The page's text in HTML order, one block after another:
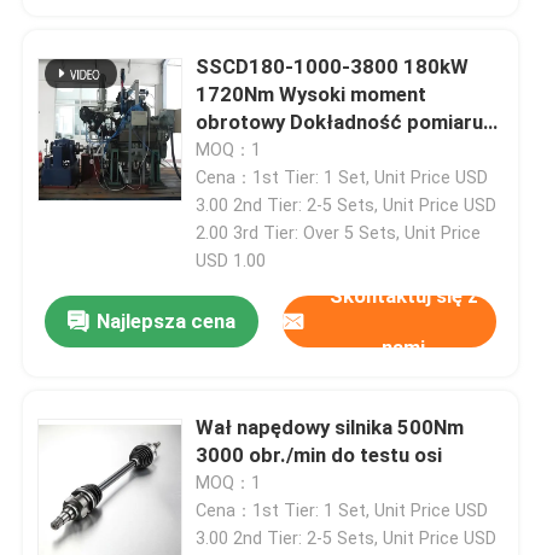
Stanowisko testowe silników
precyzyjny czujnik ciśnienia
Szybkie połączenie
Elektryczny silnik napędowy
SSCD180-1000-3800 180kW
1720Nm Wysoki moment
obrotowy Dokładność pomiaru
Silnik wysokoprężny Silnik
wysokoprężny Elektryczny
dynamometr
MOQ：1
Cena：1st Tier: 1 Set, Unit Price USD
3.00 2nd Tier: 2-5 Sets, Unit Price USD
2.00 3rd Tier: Over 5 Sets, Unit Price
USD 1.00
Najlepsza cena
Skontaktuj się z
nami
Wał napędowy silnika 500Nm
3000 obr./min do testu osi
MOQ：1
Cena：1st Tier: 1 Set, Unit Price USD
3.00 2nd Tier: 2-5 Sets, Unit Price USD